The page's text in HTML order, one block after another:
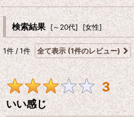
レビュー検索:
期間:
画像:
検索結果 [～20代] [女性]
1件 / 1件 全て表示 (1件のレビュー)
3
いい感じ